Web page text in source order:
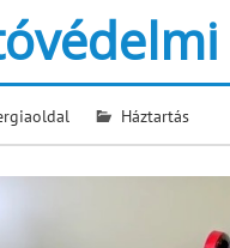
Háztartás